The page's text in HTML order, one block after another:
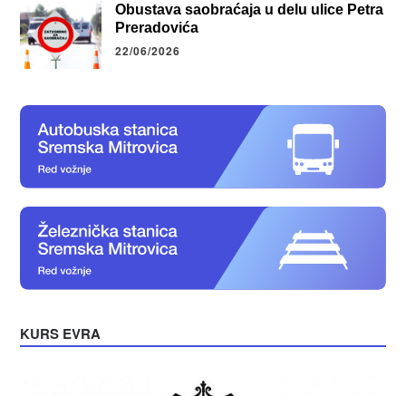
Obustava saobraćaja u delu ulice Petra
Preradovića
22/06/2026
KURS EVRA